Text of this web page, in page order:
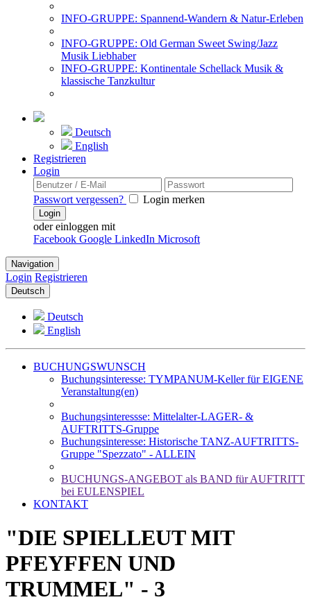
INFO-GRUPPE: Spannend-Wandern & Natur-Erleben
INFO-GRUPPE: Old German Sweet Swing/Jazz
Musik Liebhaber
INFO-GRUPPE: Kontinentale Schellack Musik &
klassische Tanzkultur
Deutsch
English
Registrieren
Login
Passwort vergessen? Login merken
Login
oder einloggen mit
Facebook Google LinkedIn Microsoft
Navigation
Login Registrieren
Deutsch
Deutsch
English
BUCHUNGSWUNSCH
Buchungsinteresse: TYMPANUM-Keller für EIGENE
Veranstaltung(en)
Buchungsinteressse: Mittelalter-LAGER- &
AUFTRITTS-Gruppe
Buchungsinteresse: Historische TANZ-AUFTRITTS-
Gruppe "Spezzato" - ALLEIN
BUCHUNGS-ANGEBOT als BAND für AUFTRITT
bei EULENSPIEL
KONTAKT
"DIE SPIELLEUT MIT
PFEYFFEN UND
TRUMMEL" - 3